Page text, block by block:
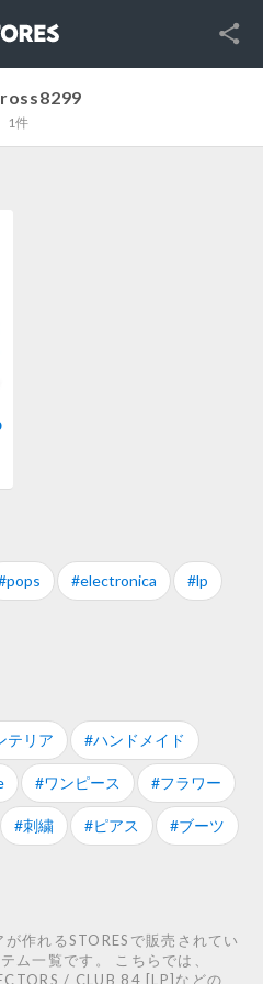
SNS
1件
#electronica #lp
テリア #ハンドメイド
#ワンピース #フラワー
#刺繍 #ピアス #ブーツ
作れるSTORESで販売されてい
ム一覧です。 こちらでは、
/ CLUB 84 [LP]などの